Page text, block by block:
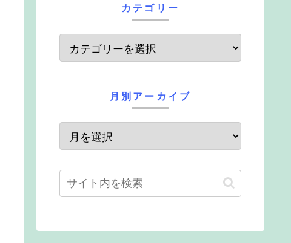
カテゴリー
月別アーカイブ